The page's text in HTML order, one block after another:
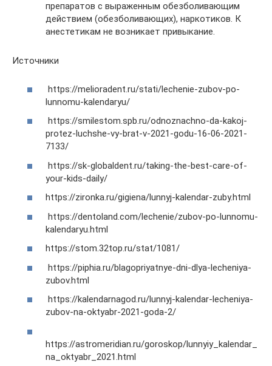
препаратов с выраженным обезболивающим
действием (обезболивающих), наркотиков. К
анестетикам не возникает привыкание.
Источники
https://melioradent.ru/stati/lechenie-zubov-po-
lunnomu-kalendaryu/
https://smilestom.spb.ru/odnoznachno-da-kakoj-
protez-luchshe-vy-brat-v-2021-godu-16-06-2021-
7133/
https://sk-globaldent.ru/taking-the-best-care-of-
your-kids-daily/
https://zironka.ru/gigiena/lunnyj-kalendar-zuby.html
https://dentoland.com/lechenie/zubov-po-lunnomu-
kalendaryu.html
https://stom.32top.ru/stat/1081/
https://piphia.ru/blagopriyatnye-dni-dlya-lecheniya-
zubov.html
https://kalendarnagod.ru/lunnyj-kalendar-lecheniya-
zubov-na-oktyabr-2021-goda-2/
https://astromeridian.ru/goroskop/lunnyiy_kalendar_
na_oktyabr_2021.html